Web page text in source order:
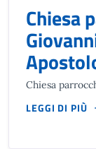
Chiesa
Chiesa
LEGGI DI PIÙ